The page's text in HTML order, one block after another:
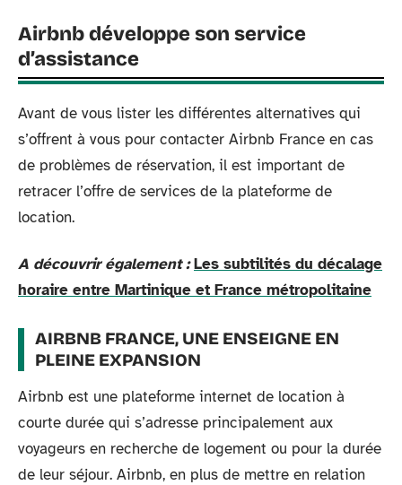
Airbnb développe son service
d’assistance
Avant de vous lister les différentes alternatives qui
s’offrent à vous pour contacter Airbnb France en cas
de problèmes de réservation, il est important de
retracer l’offre de services de la plateforme de
location.
A découvrir également : Les subtilités du décalage
horaire entre Martinique et France métropolitaine
AIRBNB FRANCE, UNE ENSEIGNE EN
PLEINE EXPANSION
Airbnb est une plateforme internet de location à
courte durée qui s’adresse principalement aux
voyageurs en recherche de logement ou pour la durée
de leur séjour. Airbnb, en plus de mettre en relation